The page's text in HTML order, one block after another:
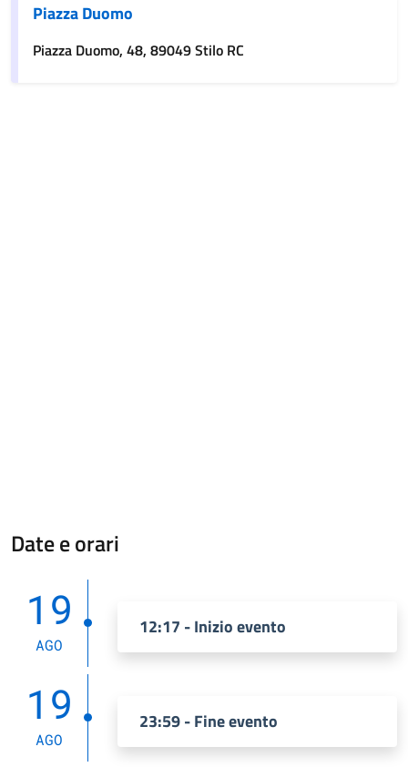
Piazza Duomo
Piazza Duomo, 48, 89049 Stilo RC
Date e orari
19
AGO
12:17 - Inizio evento
19
AGO
23:59 - Fine evento